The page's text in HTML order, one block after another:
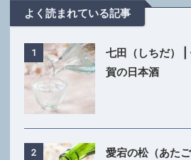
よく読まれている記事
1
七田（しちだ） |
賀の日本酒
2
愛宕の松（あた